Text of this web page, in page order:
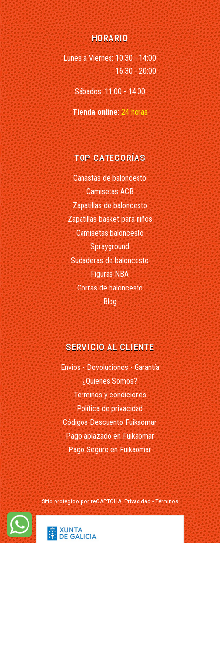
HORARIO
Lunes a Viernes: 10:30 - 14:00
16:30 - 20:00
Sábados: 11:00 - 14:00
Tienda online:24 horas
TOP CATEGORÍAS
Canastas de baloncesto
Camisetas ACB
Zapatillas de baloncesto
Zapatillas basket para niños
Camisetas baloncesto
Sprayground
Sudaderas de baloncesto
Figuras NBA
Gorras de baloncesto
Blog
SERVICIO AL CLIENTE
Envios - Devoluciones - Garantía
¿Quienes Somos?
Terminos y condiciones
Política de privacidad
Códigos Descuento Fuikaomar
Pago aplazado en Fuikaomar
Pago Seguro en Fuikaomar
Sitio protegido por reCAPTCHA.Privacidad-Términos